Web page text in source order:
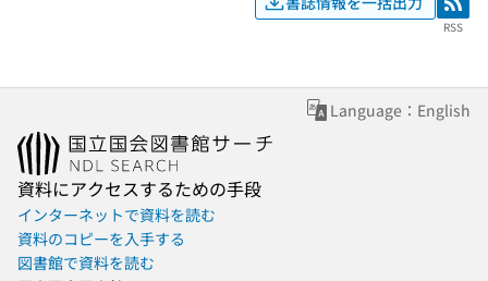
RSS
RSS
Language：English
資料にアクセスするための手段
インターネットで資料を読む
資料のコピーを入手する
図書館で資料を読む